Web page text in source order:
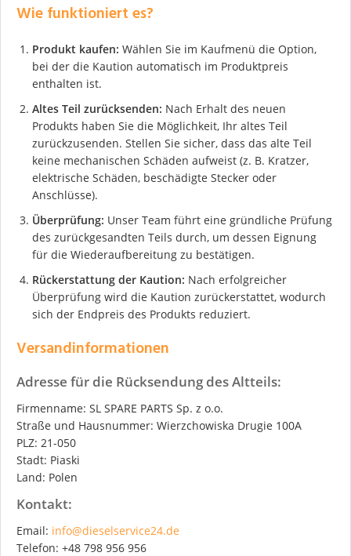
Wie funktioniert es?
Produkt kaufen: Wählen Sie im Kaufmenü die Option,
bei der die Kaution automatisch im Produktpreis
enthalten ist.
Altes Teil zurücksenden: Nach Erhalt des neuen
Produkts haben Sie die Möglichkeit, Ihr altes Teil
zurückzusenden. Stellen Sie sicher, dass das alte Teil
keine mechanischen Schäden aufweist (z. B. Kratzer,
elektrische Schäden, beschädigte Stecker oder
Anschlüsse).
Überprüfung: Unser Team führt eine gründliche Prüfung
des zurückgesandten Teils durch, um dessen Eignung
für die Wiederaufbereitung zu bestätigen.
Rückerstattung der Kaution: Nach erfolgreicher
Überprüfung wird die Kaution zurückerstattet, wodurch
sich der Endpreis des Produkts reduziert.
Versandinformationen
Adresse für die Rücksendung des Altteils:
Firmenname: SL SPARE PARTS Sp. z o.o.
Straße und Hausnummer: Wierzchowiska Drugie 100A
PLZ: 21-050
Stadt: Piaski
Land: Polen
Kontakt:
Email: info@dieselservice24.de
Telefon: +48 798 956 956